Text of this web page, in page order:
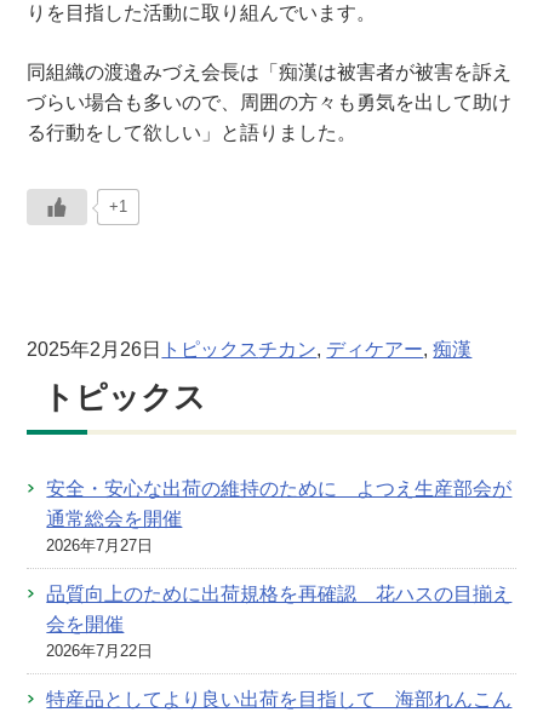
りを目指した活動に取り組んでいます。
同組織の渡邉みづえ会長は「痴漢は被害者が被害を訴え
づらい場合も多いので、周囲の方々も勇気を出して助け
る行動をして欲しい」と語りました。
+1
2025年2月26日 トピックスチカン, ディケアー, 痴漢
トピックス
安全・安心な出荷の維持のために よつえ生産部会が
通常総会を開催
2026年7月27日
品質向上のために出荷規格を再確認 花ハスの目揃え
会を開催
2026年7月22日
特産品としてより良い出荷を目指して 海部れんこん